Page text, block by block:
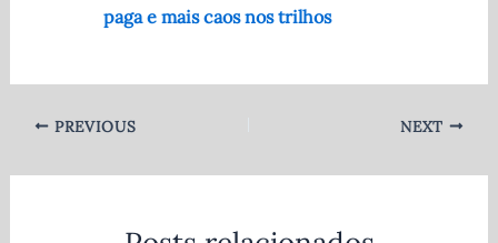
paga e mais caos nos trilhos
PREVIOUS NEXT